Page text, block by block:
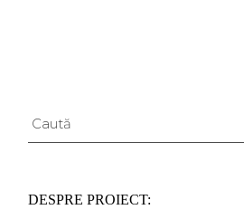
Search
DESPRE PROIECT: